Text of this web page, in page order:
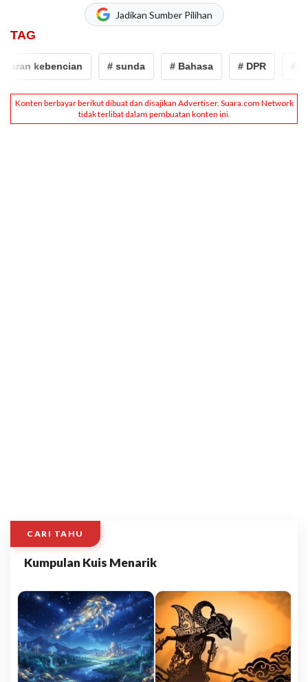
Jadikan Sumber Pilihan
TAG
kebencian # sunda # Bahasa # DPR #
CARI TAHU
Kumpulan Kuis Menarik